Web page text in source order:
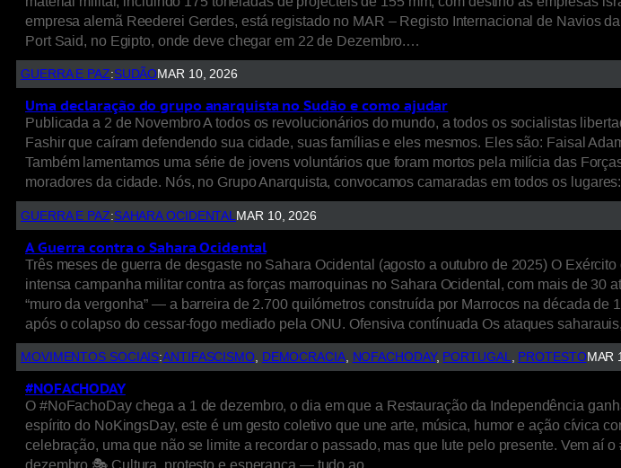
empresa alemã Reederei Gerdes, está registado no MAR – Registo Internacional de Navios
Port Said, no Egipto, onde deve chegar em 22 de Dezembro.…
GUERRA E PAZ:SUDÃOMAR 10, 2026
Uma declaração do grupo anarquista no Sudão e como ajudar
Publicada a 2 de Novembro A todos os revolucionários do mundo, a todos os socialistas
Fashir que caíram defendendo sua cidade, suas famílias e eles mesmos. Eles são: Faisal
Também lamentamos uma série de jovens voluntários que foram mortos pela milícia das
moradores da cidade. Nós, no Grupo Anarquista, convocamos camaradas em todos os
GUERRA E PAZ:SAHARA OCIDENTAL MAR 10, 2026
A Guerra contra o Sahara Ocidental
Três meses de guerra de desgaste no Sahara Ocidental (agosto a outubro de 2025) O
intensa campanha militar contra as forças marroquinas no Sahara Ocidental, com mais de
“muro da vergonha” — a barreira de 2.700 quilómetros construída por Marrocos na década
após o colapso do cessar-fogo mediado pela ONU. Ofensiva contínuada Os ataques
MOVIMENTOS SOCIAIS:ANTIFASCISMO, DEMOCRACIA, NOFACHODAY, PORTUGAL, PROTESTOMAR
#NOFACHODAY
O #NoFachoDay chega a 1 de dezembro, o dia em que a Restauração da Independência
espírito do NoKingsDay, este é um gesto coletivo que une arte, música, humor e ação cívica
celebração, uma que não se limite a recordar o passado, mas que lute pelo presente. Vem aí